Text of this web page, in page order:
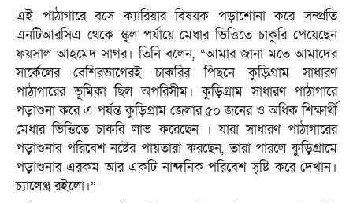
এই পাঠাগারে বসে ক্যারিয়ার বিষয়ক পড়াশোনা করে সম্প্রতি
এনটিআরসিএ থেকে স্কুল পর্যায়ে মেধার ভিত্তিতে চাকুরি পেয়েছেন
ফয়সাল আহমেদ সাগর। তিনি বলেন, “আমার জানা মতে আমাদের
সার্কেলের বেশিরভাগেরই চাকরির পিছনে কুড়িগ্রাম সাধারণ
পাঠাগারের ভূমিকা ছিল অপরিসীম। কুড়িগ্রাম সাধারণ পাঠাগারে
পড়াশুনা করে এ পর্যন্ত কুড়িগ্রাম জেলার ৫০ জনের ও অধিক শিক্ষার্থী
মেধার ভিত্তিতে চাকরি লাভ করেছেন । যারা সাধারণ পাঠাগারের
পড়াশুনার পরিবেশ নষ্টের পায়তারা করছেন, তারা পারলে কুড়িগ্রামে
পড়াশুনার এরকম আর একটি নান্দনিক পরিবেশ সৃষ্টি করে দেখান।
চ্যালেঞ্জ রইলো।”